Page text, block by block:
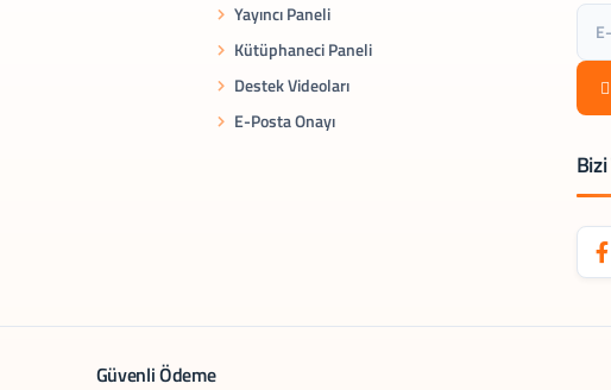
Yayıncı Paneli
Kütüphaneci Paneli
Destek Videoları
E-Posta Onayı
Güvenli Ödeme